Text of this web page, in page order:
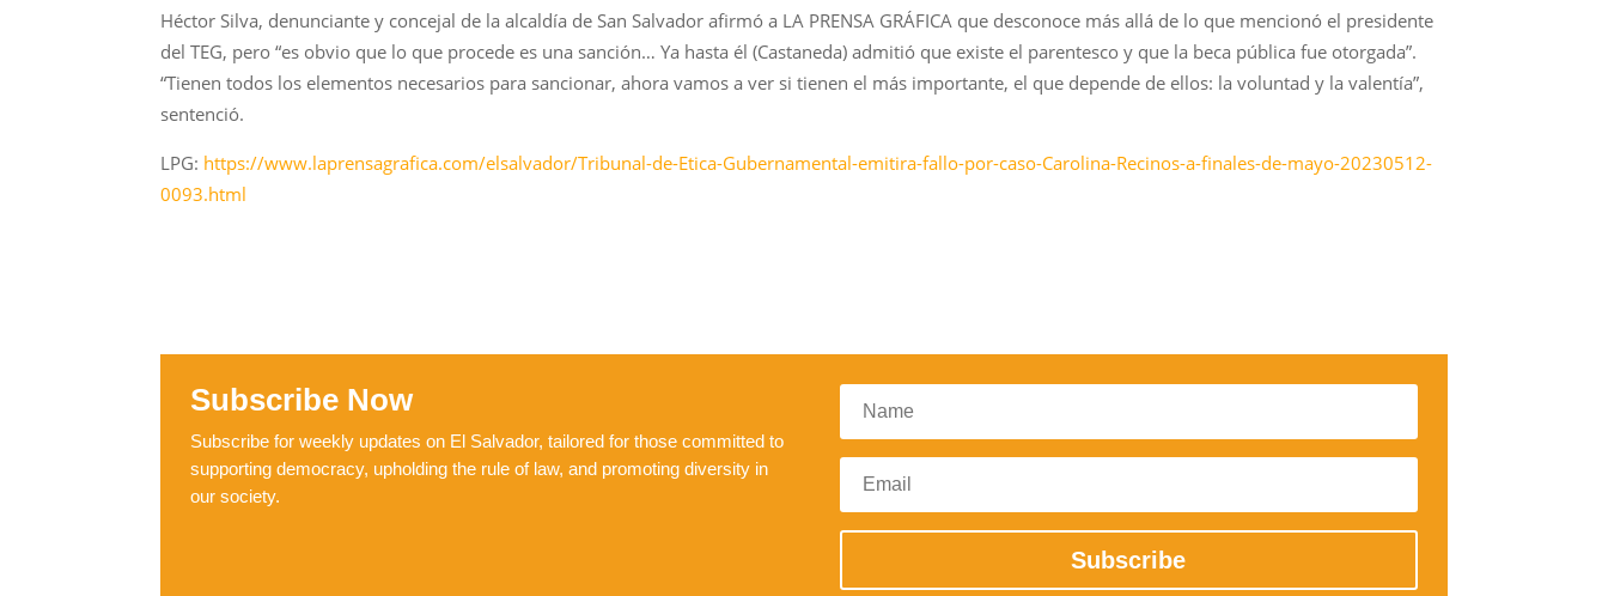
Héctor Silva, denunciante y concejal de la alcaldía de San Salvador afirmó a LA PRENSA GRÁFICA que desconoce más allá de lo que mencionó el presidente
del TEG, pero “es obvio que lo que procede es una sanción… Ya hasta él (Castaneda) admitió que existe el parentesco y que la beca pública fue otorgada”.
“Tienen todos los elementos necesarios para sancionar, ahora vamos a ver si tienen el más importante, el que depende de ellos: la voluntad y la valentía”,
sentenció.
LPG: https://www.laprensagrafica.com/elsalvador/Tribunal-de-Etica-Gubernamental-emitira-fallo-por-caso-Carolina-Recinos-a-finales-de-mayo-20230512-
0093.html
Subscribe Now
Subscribe for weekly updates on El Salvador, tailored for those committed to
supporting democracy, upholding the rule of law, and promoting diversity in
our society.
Subscribe